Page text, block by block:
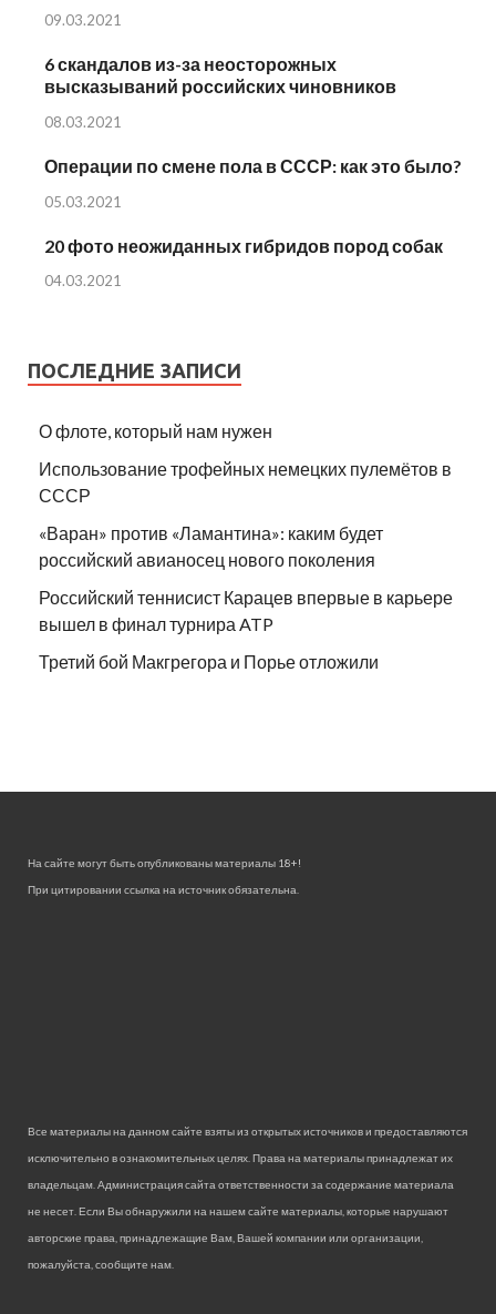
09.03.2021
6 скандалов из-за неосторожных
высказываний российских чиновников
08.03.2021
Операции по смене пола в СССР: как это было?
05.03.2021
20 фото неожиданных гибридов пород собак
04.03.2021
ПОСЛЕДНИЕ ЗАПИСИ
О флоте, который нам нужен
Использование трофейных немецких пулемётов в
СССР
«Варан» против «Ламантина»: каким будет
российский авианосец нового поколения
Российский теннисист Карацев впервые в карьере
вышел в финал турнира ATP
Третий бой Макгрегора и Порье отложили
На сайте могут быть опубликованы материалы 18+!
При цитировании ссылка на источник обязательна.
Все материалы на данном сайте взяты из открытых источников и предоставляются
исключительно в ознакомительных целях. Права на материалы принадлежат их
владельцам. Администрация сайта ответственности за содержание материала
не несет. Если Вы обнаружили на нашем сайте материалы, которые нарушают
авторские права, принадлежащие Вам, Вашей компании или организации,
пожалуйста, сообщите нам.